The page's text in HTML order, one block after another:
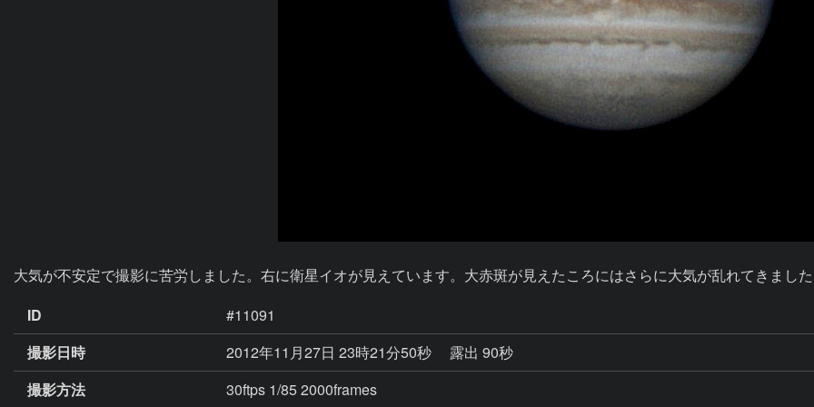
大気が不安定で撮影に苦労しました。右に衛星イオが見えています。大赤斑が見えたころにはさらに大気が乱れてきまし
ID
#11091
撮影日時
2012年11月27日 23時21分50秒
露出 90秒
撮影方法
30ftps 1/85 2000frames